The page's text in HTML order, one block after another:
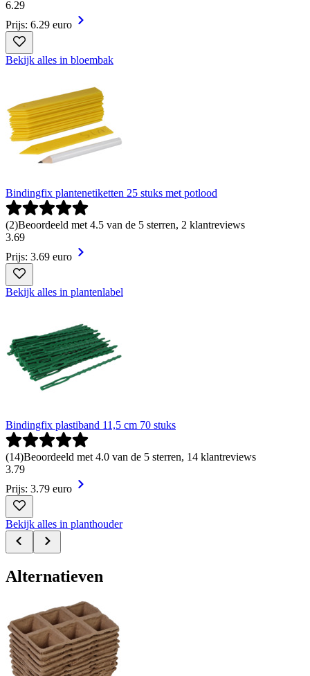
6.29
Prijs: 6.29 euro
Bekijk alles in bloembak
Bindingfix plantenetiketten 25 stuks met potlood
(2)Beoordeeld met 4.5 van de 5 sterren, 2 klantreviews
3.69
Prijs: 3.69 euro
Bekijk alles in plantenlabel
Bindingfix plastiband 11,5 cm 70 stuks
(14)Beoordeeld met 4.0 van de 5 sterren, 14 klantreviews
3.79
Prijs: 3.79 euro
Bekijk alles in planthouder
Alternatieven